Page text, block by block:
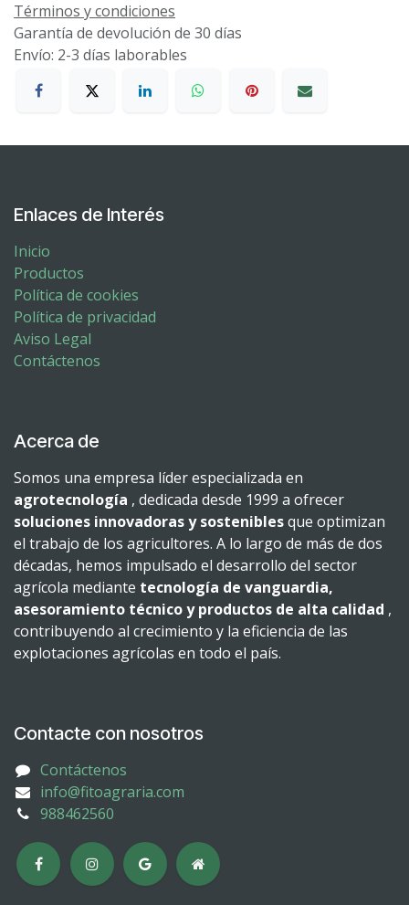
Términos y condiciones
Garantía de devolución de 30 días
Envío: 2-3 días laborables
Enlaces de Interés
Inicio
Productos
Política de cookies
Política de privacidad
Aviso Legal
Contáctenos
Acerca de
Somos una empresa líder especializada en
agrotecnología , dedicada desde 1999 a ofrecer
soluciones innovadoras y sosteniblesque optimizan
el trabajo de los agricultores. A lo largo de más de dos
décadas, hemos impulsado el desarrollo del sector
agrícola mediante tecnología de vanguardia,
asesoramiento técnico y productos de alta calidad ,
contribuyendo al crecimiento y la eficiencia de las
explotaciones agrícolas en todo el país.
Contacte con nosotros
Contáctenos
info@fitoagraria.com
988462560